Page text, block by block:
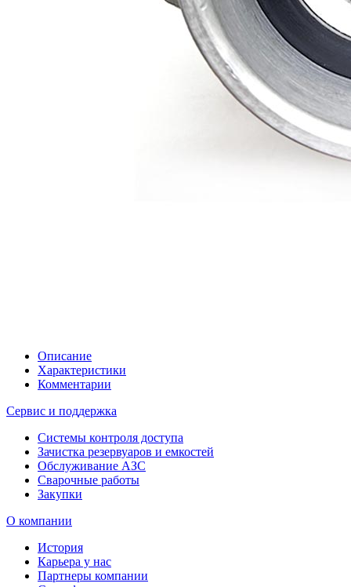
Описание
Характеристики
Комментарии
Сервис и поддержка
Системы контроля доступа
Зачистка резервуаров и емкостей
Обслуживание АЗС
Сварочные работы
Закупки
О компании
История
Карьера у нас
Партнеры компании